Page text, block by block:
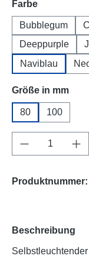
Farbeauswählen
Bubblegum
Deeppurple
Naviblau
Größe in mm
80 100
Produkt
Produktnummer:
Beschreibung